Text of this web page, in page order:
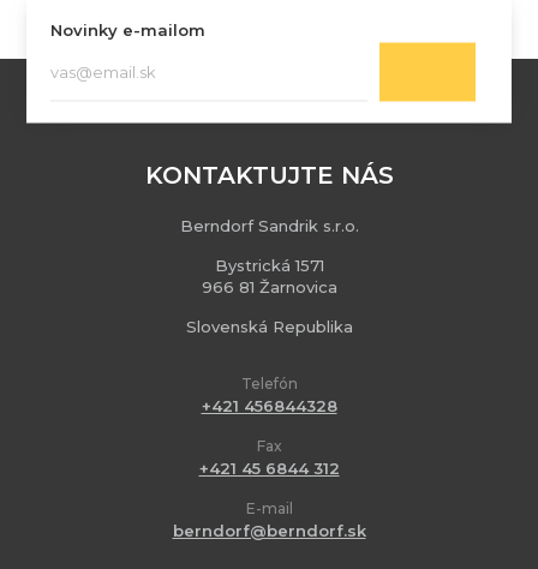
Novinky e-mailom
KONTAKTUJTE NÁS
Berndorf Sandrik s.r.o.
Bystrická 1571
966 81 Žarnovica
Slovenská Republika
Telefón
+421 456844328
Fax
+421 45 6844 312
E-mail
berndorf@berndorf.sk